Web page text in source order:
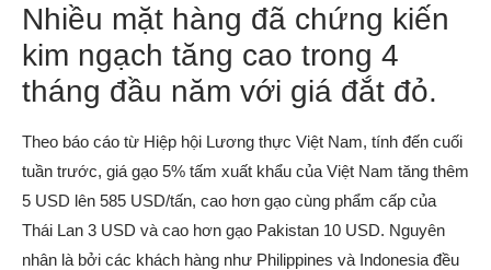
Nhiều mặt hàng đã chứng kiến
kim ngạch tăng cao trong 4
tháng đầu năm với giá đắt đỏ.
Theo báo cáo từ Hiệp hội Lương thực Việt Nam, tính đến cuối
tuần trước, giá gạo 5% tấm xuất khẩu của Việt Nam tăng thêm
5 USD lên 585 USD/tấn, cao hơn gạo cùng phẩm cấp của
Thái Lan 3 USD và cao hơn gạo Pakistan 10 USD. Nguyên
nhân là bởi các khách hàng như Philippines và Indonesia đều